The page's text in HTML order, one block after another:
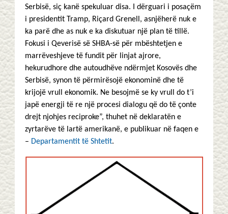
Serbisë, siç kanë spekuluar disa. I dërguari i posaçëm
i presidentit Tramp, Riçard Grenell, asnjëherë nuk e
ka parë dhe as nuk e ka diskutuar një plan të tillë.
Fokusi i Qeverisë së SHBA-së për mbështetjen e
marrëveshjeve të fundit për linjat ajrore,
hekurudhore dhe autoudhëve ndërmjet Kosovës dhe
Serbisë, synon të përmirësojë ekonominë dhe të
krijojë vrull ekonomik. Ne besojmë se ky vrull do t’i
japë energji të re një procesi dialogu që do të çonte
drejt njohjes reciproke”, thuhet në deklaratën e
zyrtarëve të lartë amerikanë, e publikuar në faqen e
– Departamentit të Shtetit.